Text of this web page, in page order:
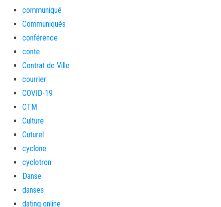
communiqué
Communiqués
conférence
conte
Contrat de Ville
courrier
COVID-19
CTM
Culture
Cuturel
cyclone
cyclotron
Danse
danses
dating online